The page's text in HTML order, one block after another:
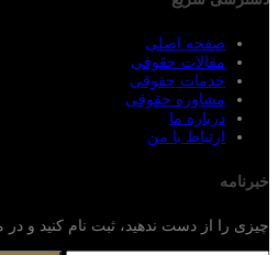
صفحه اصلی
مقالات حقوقی
خدمات حقوقی
مشاوره حقوقی
درباره ما
ارتباط با من
خبرنامه
چیزی را از دست ندهید، ثبت نام کنید و